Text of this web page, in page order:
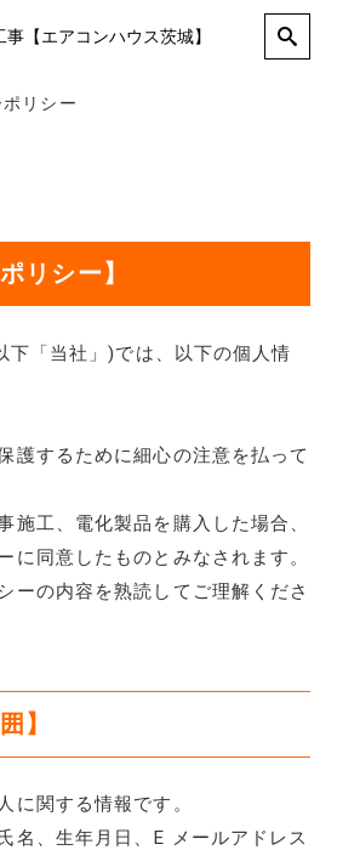
【エアコンハウス茨城】
リシー
リシー】
下「当社」)では、以下の個人情
護するために細心の注意を払って
施工、電化製品を購入した場合、
に同意したものとみなされます。
ーの内容を熟読してご理解くださ
】
に関する情報です。
名、生年月日、E メールアドレス